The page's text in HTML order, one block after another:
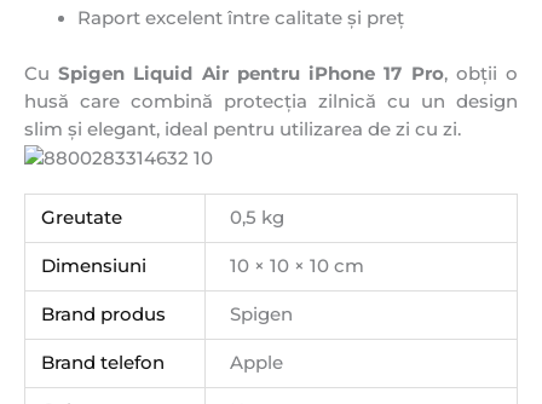
Raport excelent între calitate și preț
CuSpigen Liquid Air pentru iPhone 17 Pro, obții o
husă care combină protecția zilnică cu un design
slim și elegant, ideal pentru utilizarea de zi cu zi.
Greutate 0,5 kg
Dimensiuni 10 × 10 × 10 cm
Brand produs Spigen
Brand telefon Apple